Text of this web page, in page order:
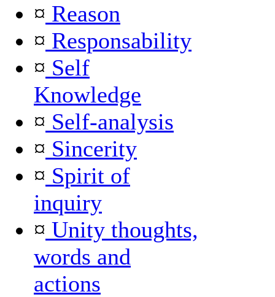
¤ Reason
¤ Responsability
¤ Self
Knowledge
¤ Self-analysis
¤ Sincerity
¤ Spirit of
inquiry
¤ Unity thoughts,
words and
actions